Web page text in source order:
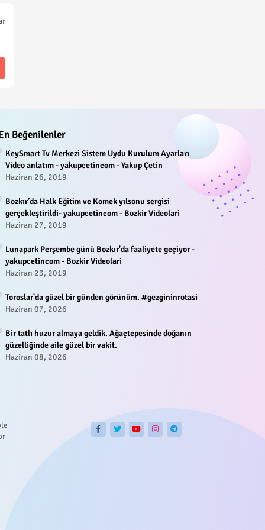
Beğenilenler
KeySmart Tv Merkezi Sistem Uydu Kurulum Ayarları
Video anlatım - yakupcetincom - Yakup Çetin
Haziran 26, 2019
Bozkır’da Halk Eğitim ve Komek yılsonu sergisi
gerçekleştirildi- yakupcetincom - Bozkir Videolari
Haziran 27, 2019
Lunapark Perşembe günü Bozkır'da faaliyete geçiyor -
yakupcetincom - Bozkir Videolari
Haziran 23, 2019
Toroslar'da güzel bir günden görünüm. #gezgininrotasi
Haziran 07, 2026
Bir tatlı huzur almaya geldik. Ağaçtepesinde doğanın
güzelliğinde aile güzel bir vakit.
Haziran 08, 2026